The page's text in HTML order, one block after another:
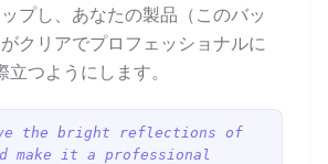
プし、あなたの製品（このバッ
クリアでプロフェッショナルに
立つようにします。
the bright reflections of
make it a professional